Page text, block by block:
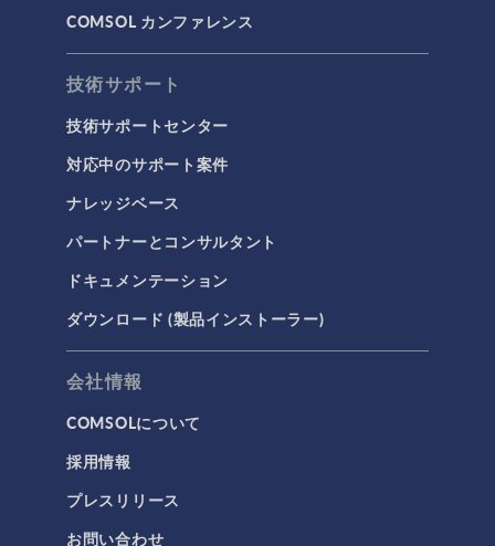
COMSOL カンファレンス
技術サポート
技術サポートセンター
対応中のサポート案件
ナレッジベース
パートナーとコンサルタント
ドキュメンテーション
ダウンロード (製品インストーラー)
会社情報
COMSOLについて
採用情報
プレスリリース
お問い合わせ